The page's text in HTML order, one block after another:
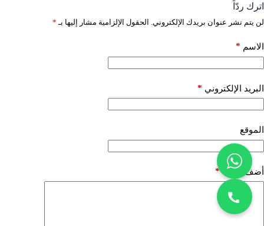
اترك ردّاً
لن يتم نشر عنوان بريدك الإلكتروني. الحقول الإلزامية مشار إليها بـ *
الاسم *
البريد الإلكتروني *
الموقع
أضف تعليقًا *